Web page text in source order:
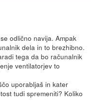
odlično navija. Ampak
dela in to brezhibno.
tega da bo računalnik
ventilatorjev to
uporabljaš in kater
tudi spremeniti? Koliko